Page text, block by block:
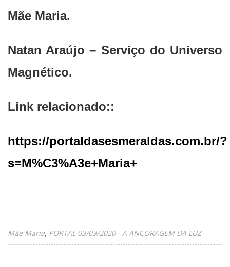
Mãe Maria.
Natan Araújo – Serviço do Universo
Magnético.
Link relacionado::
https://portaldasesmeraldas.com.br/?
s=M%C3%A3e+Maria+
Mãe Maria PORTAL 03/03/2020 - A ANCORAGEM DA LUZ